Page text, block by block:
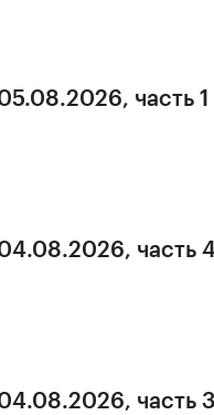
часть 1
часть
часть